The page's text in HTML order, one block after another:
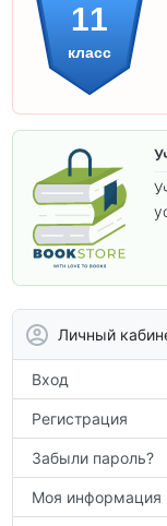
11
класс
Личный
Вход
Регистрация
Забыли пароль?
Моя информация